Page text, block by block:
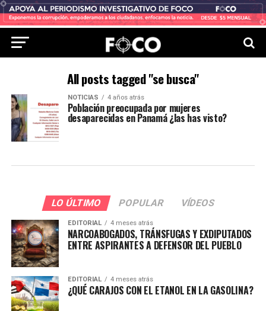
All posts tagged "se busca"
NOTICIAS 4 años atrás
Población preocupada por mujeres
desaparecidas en Panamá ¿las has visto?
LO ÚLTIMO POPULAR VÍDEOS
EDITORIAL 4 meses atrás
NARCOABOGADOS, TRÁNSFUGAS Y EXDIPUTADOS
ENTRE ASPIRANTES A DEFENSOR DEL PUEBLO
EDITORIAL 4 meses atrás
¿QUÉ CARAJOS CON EL ETANOL EN LA GASOLINA?